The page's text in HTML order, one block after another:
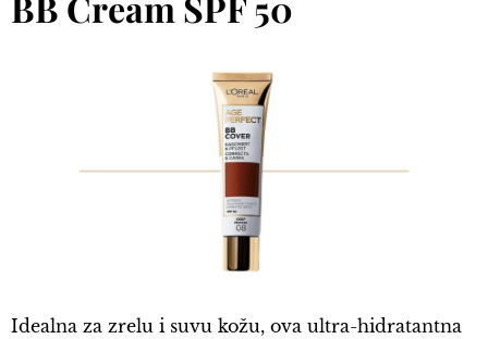
Idealna za zrelu i suvu kožu, ova ultra-hidratantna